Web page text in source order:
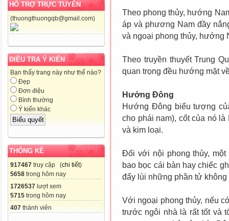
HỖ TRỢ TRỰC TUYẾN
(thuongthuongqb@gmail.com)
ĐIỀU TRA Ý KIẾN
Bạn thấy trang này như thế nào?
Đẹp
Đơn điệu
Bình thường
Ý kiến khác
THỐNG KÊ
917467 truy cập (chi tiết)
5658 trong hôm nay
1726537 lượt xem
5715 trong hôm nay
407 thành viên
Theo phong thủy, hướng
áp và phương Nam đầy
và ngoại phong thủy, hướng
Theo truyền thuyết Trung
quan trọng đều hướng mặt
Hướng Đông
Hướng Đông biểu tượng
cho phái nam), cốt của nó
và kim loại.
Đối với nội phong thủy,
bao bọc cái bàn hay chiếc
đẩy lùi những phần tử không
Với ngoại phong thủy, nếu
trước ngôi nhà là rất tốt và